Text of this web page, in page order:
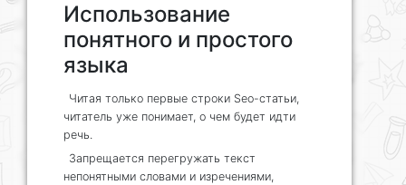
Использование
понятного и простого
языка
Читая только первые строки Seo-статьи,
читатель уже понимает, о чем будет идти
речь.
Запрещается перегружать текст
непонятными словами и изречениями,